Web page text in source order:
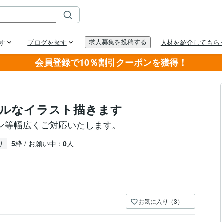
会員登録で10％割引クーポンを獲得！
なイラスト描きます
幅広くご対応いたします。
5枠 / お願い中： 0人
お気に入り（3）